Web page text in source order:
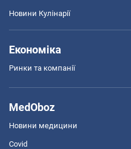
Новини Кулінарії
Економіка
Ринки та компанії
MedOboz
Новини медицини
Covid